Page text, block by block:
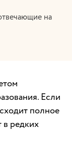
на
Если
полное
редких